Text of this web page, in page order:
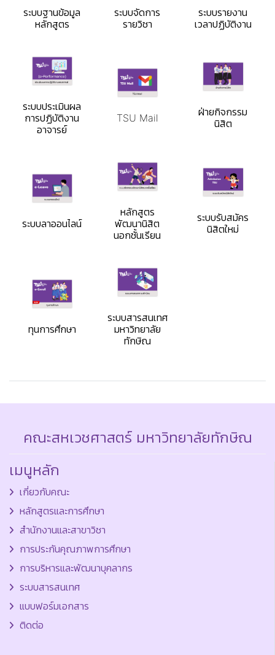
ระบบฐานข้อมูล
หลักสูตร
ระบบจัดการ
รายวิชา
ระบบรายงาน
เวลาปฏิบัติงาน
ระบบประเมินผล
การปฏิบัติงาน
อาจารย์
TSU Mail
ฝ่ายกิจกรรม
นิสิต
ระบบลาออนไลน์
หลักสูตร
พัฒนานิสิต
นอกชั้นเรียน
ระบบรับสมัคร
นิสิตใหม่
ทุนการศึกษา
ระบบสารสนเทศ
มหาวิทยาลัย
ทักษิณ
คณะสหเวชศาสตร์ มหาวิทยาลัยทักษิณ
เมนูหลัก
เกี่ยวกับคณะ
หลักสูตรและการศึกษา
สำนักงานและสาขาวิชา
การประกันคุณภาพการศึกษา
การบริหารและพัฒนาบุคลากร
ระบบสารสนเทศ
แบบฟอร์มเอกสาร
ติดต่อ